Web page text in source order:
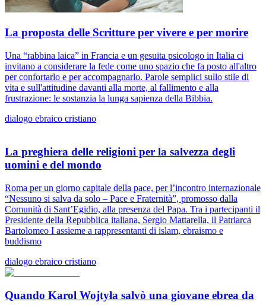
La proposta delle Scritture per vivere e per morire
Una “rabbina laica” in Francia e un gesuita psicologo in Italia ci
invitano a considerare la fede come uno spazio che fa posto all'altro
per confortarlo e per accompagnarlo. Parole semplici sullo stile di
vita e sull'attitudine davanti alla morte, al fallimento e alla
frustrazione: le sostanzia la lunga sapienza della Bibbia.
dialogo ebraico cristiano
La preghiera delle religioni per la salvezza degli
uomini e del mondo
Roma per un giorno capitale della pace, per l’incontro internazionale
“Nessuno si salva da solo – Pace e Fraternità”, promosso dalla
Comunità di Sant’Egidio, alla presenza del Papa. Tra i partecipanti il
Presidente della Repubblica italiana, Sergio Mattarella, il Patriarca
Bartolomeo I assieme a rappresentanti di islam, ebraismo e
buddismo
dialogo ebraico cristiano
Quando Karol Wojtyła salvò una giovane ebrea da